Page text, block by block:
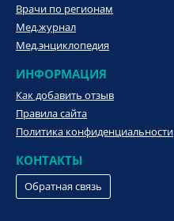
Врачи по регионам
Мед.журнал
Мед.энциклопедия
ИНФОРМАЦИЯ
Как добавить отзыв
Правила сайта
Политика конфиденциальности
КОНТАКТЫ
Обратная связь